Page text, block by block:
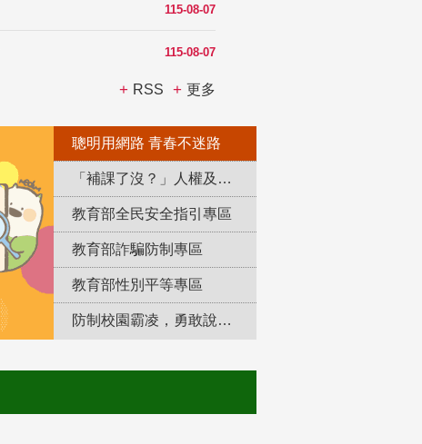
115-08-07
115-08-07
RSS 更多
聰明用網路 青春不迷路
「補課了沒？」人權及轉型正義教育專區
教育部全民安全指引專區
教育部詐騙防制專區
教育部性別平等專區
防制校園霸凌，勇敢說出來！